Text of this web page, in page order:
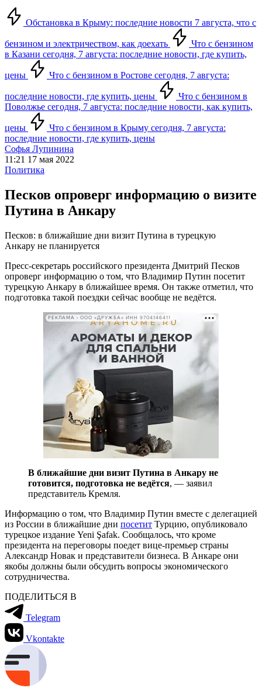
Обстановка в Крыму: последние новости 7 августа, что с
бензином и электричеством, как доехать
Что с бензином
в Казани сегодня, 7 августа: последние новости, где купить,
цены Что с бензином в Ростове сегодня, 7 августа:
последние новости, где купить, цены
Что с бензином в
Поволжье сегодня, 7 августа: последние новости, как купить,
цены
Что с бензином в Крыму сегодня, 7 августа:
последние новости, где купить, цены
Софья Лупинина
11:21 17 мая 2022
Политика
Песков опроверг информацию о визите
Путина в Анкару
Песков: в ближайшие дни визит Путина в турецкую
Анкару не планируется
Пресс-секретарь российского президента Дмитрий Песков
опроверг информацию о том, что Владимир Путин посетит
турецкую Анкару в ближайшее время. Он также отметил, что
подготовка такой поездки сейчас вообще не ведётся.
РЕКЛАМА • ООО «ДРУЖБА» ИНН 9704146411
В ближайшие дни визит Путина в Анкару не
готовится, подготовка не ведётся, — заявил
представитель Кремля.
Информацию о том, что Владимир Путин вместе с делегацией
из России в ближайшие дни посетит Турцию, опубликовало
турецкое издание Yeni Şafak. Сообщалось, что кроме
президента на переговоры поедет вице-премьер страны
Александр Новак и представители бизнеса. В Анкаре они
якобы должны были обсудить вопросы экономического
сотрудничества.
ПОДЕЛИТЬСЯ В
Telegram
Vkontakte